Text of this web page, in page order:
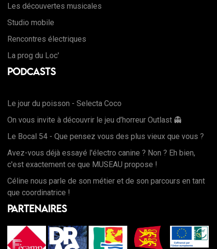
Les découvertes musicales
Studio mobile
Rencontres électriques
La prog du Loc'
Podcasts
Le jour du poisson - Selecta Coco
On vous invite à découvrir le jeu d’horreur Outlast 👻
Le Bocal 54 - Que pensez vous des plus vieux que vous ?
Avez-vous déjà essayé l'électro canine ? Non ? Eh bien,
c'est exactement ce que MUSEAU propose !
Céline nous parle de son métier et de son parcours en tant
que coordinatrice !
Partenaires